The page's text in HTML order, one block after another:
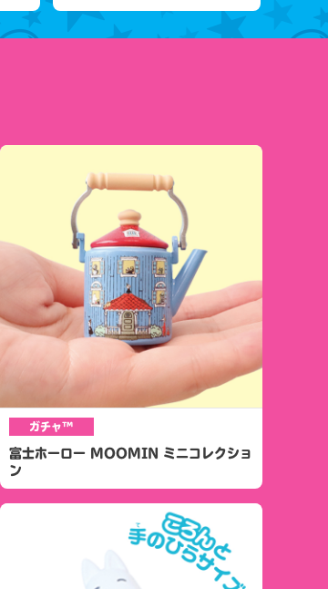
ガチャ™
富士ホーロー MOOMIN ミニコレクショ
ン